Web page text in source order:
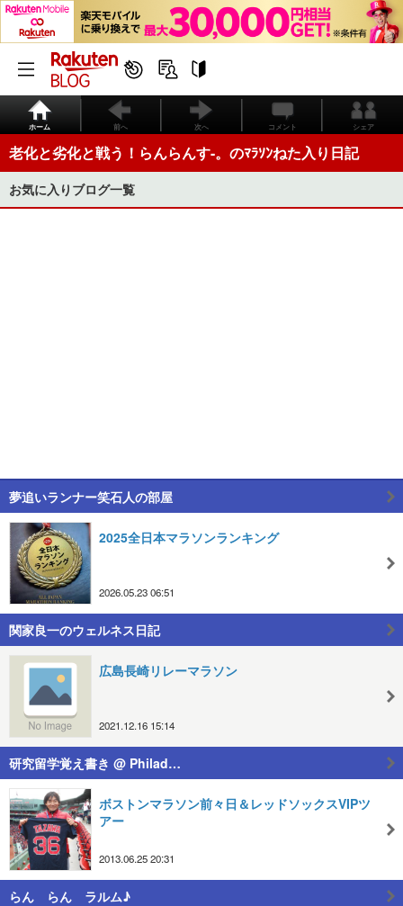
ホーム 前へ 次へ コメント シェア
老化と劣化と戦う！らんらんす-。のﾏﾗｿﾝねた入り日記
お気に入りブログ一覧
夢追いランナー笑石人の部屋
2025全日本マラソンランキング
2026.05.23 06:51
関家良一のウェルネス日記
広島長崎リレーマラソン
2021.12.16 15:14
研究留学覚え書き @ Philad…
ボストンマラソン前々日＆レッドソックスVIPツ
アー
2013.06.25 20:31
らん らん ラルム♪